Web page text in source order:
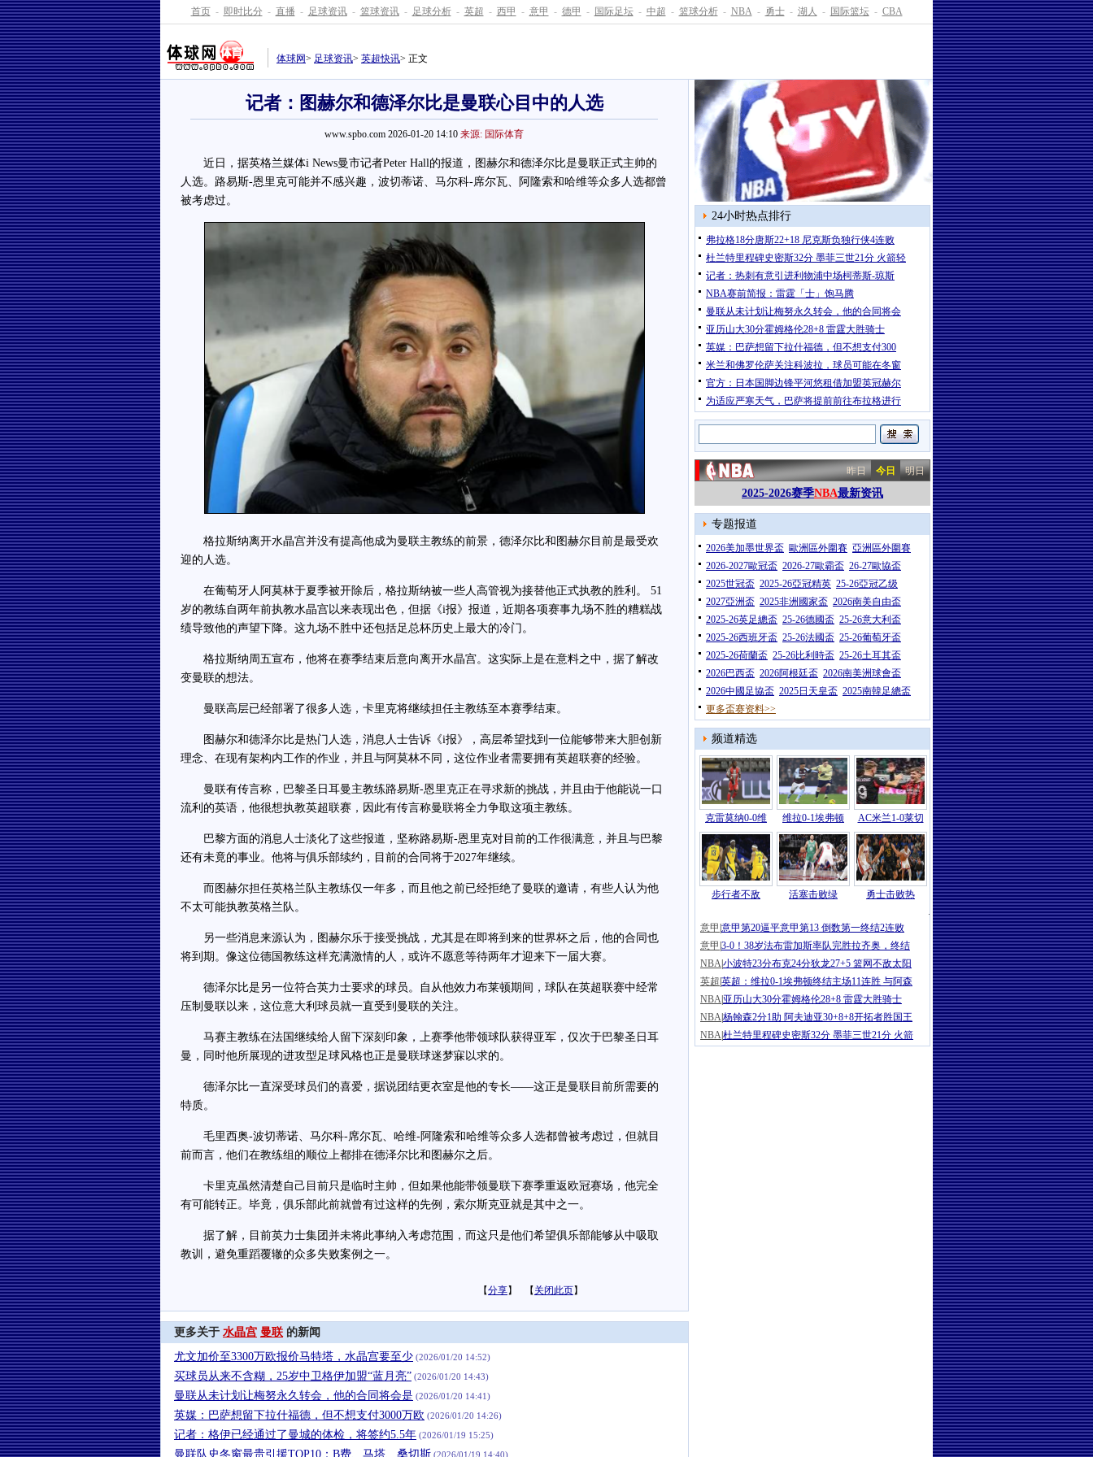
首页 - 即时比分 - 直播 - 足球资讯 - 篮球资讯 - 足球分析 - 英超 - 西甲 - 意甲 - 德甲 - 国际足坛 - 中超 - 篮球分析 - NBA - 勇士 - 湖人 - 国际篮坛 - CBA
体球网> 足球资讯> 英超快讯> 正文
记者：图赫尔和德泽尔比是曼联心目中的人选
www.spbo.com 2026-01-20 14:10 来源: 国际体育
近日，据英格兰媒体i News曼市记者Peter Hall的报道，图赫尔和德泽尔比是曼联正式主帅的
人选。路易斯-恩里克可能并不感兴趣，波切蒂诺、马尔科-席尔瓦、阿隆索和哈维等众多人选都曾
被考虑过。
格拉斯纳离开水晶宫并没有提高他成为曼联主教练的前景，德泽尔比和图赫尔目前是最受欢
迎的人选。
在葡萄牙人阿莫林于夏季被开除后，格拉斯纳被一些人高管视为接替他正式执教的胜利。 51
岁的教练自两年前执教水晶宫以来表现出色，但据《i报》报道，近期各项赛事九场不胜的糟糕战
绩导致他的声望下降。这九场不胜中还包括足总杯历史上最大的冷门。
格拉斯纳周五宣布，他将在赛季结束后意向离开水晶宫。这实际上是在意料之中，据了解改
变曼联的想法。
曼联高层已经部署了很多人选，卡里克将继续担任主教练至本赛季结束。
图赫尔和德泽尔比是热门人选，消息人士告诉《i报》，高层希望找到一位能够带来大胆创新
理念、在现有架构内工作的作业，并且与阿莫林不同，这位作业者需要拥有英超联赛的经验。
曼联有传言称，巴黎圣日耳曼主教练路易斯-恩里克正在寻求新的挑战，并且由于他能说一口
流利的英语，他很想执教英超联赛，因此有传言称曼联将全力争取这项主教练。
巴黎方面的消息人士淡化了这些报道，坚称路易斯-恩里克对目前的工作很满意，并且与巴黎
还有未竟的事业。他将与俱乐部续约，目前的合同将于2027年继续。
而图赫尔担任英格兰队主教练仅一年多，而且他之前已经拒绝了曼联的邀请，有些人认为他
不太可能执教英格兰队。
另一些消息来源认为，图赫尔乐于接受挑战，尤其是在即将到来的世界杯之后，他的合同也
将到期。像这位德国教练这样充满激情的人，或许不愿意等待两年才迎来下一届大赛。
德泽尔比是另一位符合英力士要求的球员。自从他效力布莱顿期间，球队在英超联赛中经常
压制曼联以来，这位意大利球员就一直受到曼联的关注。
马赛主教练在法国继续给人留下深刻印象，上赛季他带领球队获得亚军，仅次于巴黎圣日耳
曼，同时他所展现的进攻型足球风格也正是曼联球迷梦寐以求的。
德泽尔比一直深受球员们的喜爱，据说团结更衣室是他的专长——这正是曼联目前所需要的
特质。
毛里西奥-波切蒂诺、马尔科-席尔瓦、哈维-阿隆索和哈维等众多人选都曾被考虑过，但就目
前而言，他们在教练组的顺位上都排在德泽尔比和图赫尔之后。
卡里克虽然清楚自己目前只是临时主帅，但如果他能带领曼联下赛季重返欧冠赛场，他完全
有可能转正。毕竟，俱乐部此前就曾有过这样的先例，索尔斯克亚就是其中之一。
据了解，目前英力士集团并未将此事纳入考虑范围，而这只是他们希望俱乐部能够从中吸取
教训，避免重蹈覆辙的众多失败案例之一。
【分享】 【 关闭此页】
更多关于 水晶宫 曼联 的新闻
尤文加价至3300万欧报价马特塔，水晶宫要至少 (2026/01/20 14:52)
买球员从来不含糊，25岁中卫格伊加盟“蓝月亮” (2026/01/20 14:43)
曼联从未计划让梅努永久转会，他的合同将会是 (2026/01/20 14:41)
英媒：巴萨想留下拉什福德，但不想支付3000万欧 (2026/01/20 14:26)
记者：格伊已经通过了曼城的体检，将签约5.5年 (2026/01/19 15:25)
曼联队史冬窗最贵引援TOP10：B费、马塔、桑切斯 (2026/01/19 14:40)
24小时热点排行
弗拉格18分唐斯22+18 尼克斯负独行侠4连败
杜兰特里程碑史密斯32分 墨菲三世21分 火箭轻
记者：热刺有意引进利物浦中场柯蒂斯-琼斯
NBA赛前简报：雷霆「士」饱马腾
曼联从未计划让梅努永久转会，他的合同将会
亚历山大30分霍姆格伦28+8 雷霆大胜骑士
英媒：巴萨想留下拉什福德，但不想支付300
米兰和佛罗伦萨关注科波拉，球员可能在冬窗
官方：日本国脚边锋平河悠租借加盟英冠赫尔
为适应严寒天气，巴萨将提前前往布拉格进行
昨日 今日 明日
2025-2026赛季NBA最新资讯
专题报道
2026美加墨世界盃 歐洲區外圍賽 亞洲區外圍賽
2026-2027歐冠盃 2026-27歐霸盃 26-27歐協盃
2025世冠盃 2025-26亞冠精英 25-26亞冠乙级
2027亞洲盃 2025非洲國家盃 2026南美自由盃
2025-26英足總盃 25-26德國盃 25-26意大利盃
2025-26西班牙盃 25-26法國盃 25-26葡萄牙盃
2025-26荷蘭盃 25-26比利時盃 25-26土耳其盃
2026巴西盃 2026阿根廷盃 2026南美洲球會盃
2026中國足協盃 2025日天皇盃 2025南韓足總盃
更多盃赛资料>>
频道精选
克雷莫纳0-0维 维拉0-1埃弗顿 AC米兰1-0莱切
步行者不敌 活塞击败绿
勇士击败热
勇士|库里19+11巴特勒17分 勇士击败
意甲 意甲第20逼平意甲第13 倒数第一终结2连败
意甲 3-0！38岁法布雷加斯率队完胜拉齐奥，终结
NBA小波特23分布克24分狄龙27+5 篮网不敌太阳
英超 英超：维拉0-1埃弗顿终结主场11连胜 与阿森
NBA 亚历山大30分霍姆格伦28+8 雷霆大胜骑士
NBA杨翰森2分1助 阿夫迪亚30+8+8开拓者胜国王
NBA杜兰特里程碑史密斯32分 墨菲三世21分 火箭